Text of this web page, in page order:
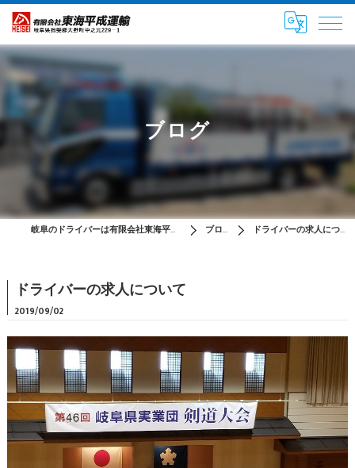
ブログ
岐阜のドライバーは有限会社東海平成運輸 ブログ ドライバーの求人について
ドライバーの求人について
2019/09/02